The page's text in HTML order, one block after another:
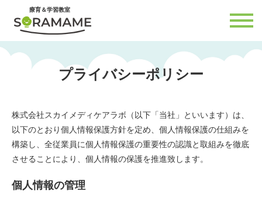
ッ
プ
療育＆学習教室
プライバシーポリシー
株式会社スカイメディケアラボ（以下「当社」といいます）は、
以下のとおり個人情報保護方針を定め、個人情報保護の仕組みを
構築し、全従業員に個人情報保護の重要性の認識と取組みを徹底
させることにより、個人情報の保護を推進致します。
個人情報の管理